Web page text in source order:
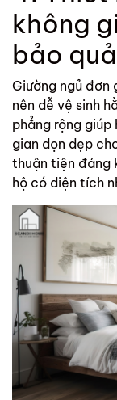
không
bảo
Giường ngủ
nên dễ vệ sinh
phẳng rộng
gian dọn dẹp
thuận tiện đáng
hộ có diện tích